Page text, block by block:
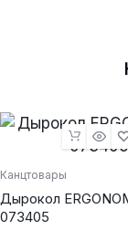
Канцтовары
Дырокол
073405